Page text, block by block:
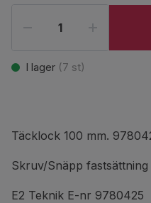
I lager (7 st)
Täcklock 100 mm.
Skruv/Snäpp
E2 Teknik E-nr 9780425